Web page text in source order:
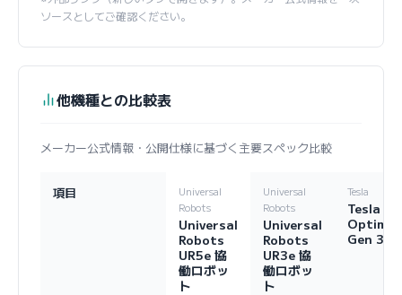
ソースとしてご確認ください。
他機種との比較表
メーカー公式情報・公開仕様に基づく主要スペック比較
項目
Universal
Robots
Universal
Robots
UR5e 協
働ロボッ
ト
Universal
Robots
Universal
Robots
UR3e 協
働ロボッ
ト
Tesla
Tesla
Optimus
Gen 3